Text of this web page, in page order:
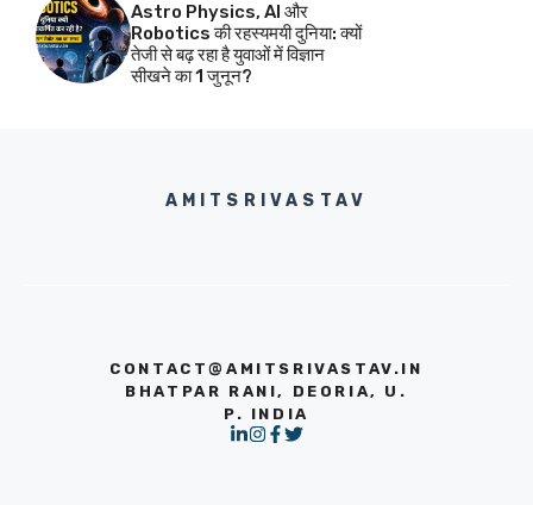
Astro Physics, AI और
Robotics की रहस्यमयी दुनिया: क्यों
तेजी से बढ़ रहा है युवाओं में विज्ञान
सीखने का 1 जुनून?
AMITSRIVASTAV
CONTACT@AMITSRIVASTAV.IN
BHATPAR RANI, DEORIA, U.
P. INDIA